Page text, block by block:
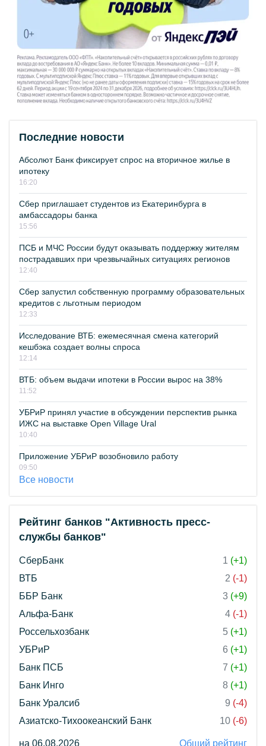
Последние новости
Абсолют Банк фиксирует спрос на вторичное жилье в
ипотеку
16:20
Сбер приглашает студентов из Екатеринбурга в
амбассадоры банка
15:56
ПСБ и МЧС России будут оказывать поддержку жителям
пострадавших при чрезвычайных ситуациях регионов
12:40
Сбер запустил собственную программу образовательных
кредитов с льготным периодом
12:33
Исследование ВТБ: ежемесячная смена категорий
кешбэка создает волны спроса
12:14
ВТБ: объем выдачи ипотеки в России вырос на 38%
11:52
УБРиР принял участие в обсуждении перспектив рынка
ИЖС на выставке Open Village Ural
10:40
Приложение УБРиР возобновило работу
09:50
Все новости
Рейтинг банков "Активность пресс-
службы банков"
СберБанк 1 (+1)
ВТБ
2 (-1)
ББР Банк
3 (+9)
Альфа-Банк
4 (-1)
Россельхозбанк
5 (+1)
УБРиР
6 (+1)
Банк ПСБ
7 (+1)
Банк Инго
8 (+1)
Банк Уралсиб
9 (-4)
Азиатско-Тихоокеанский Банк
10 (-6)
на 06.08.2026 Общий рейтинг